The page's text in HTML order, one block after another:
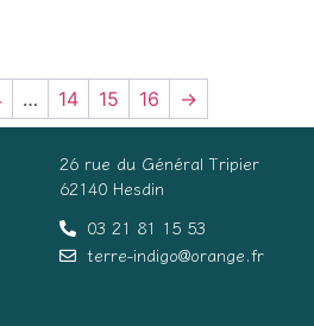
… 14 15 16 →
26 rue du Général Tripier
62140 Hesdin
03 21 81 15 53
terre-indigo@orange.fr